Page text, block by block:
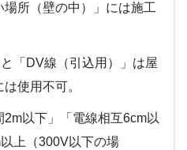
場所（壁の中）」には施工
「DV線（引込用）」は屋
使用不可。
以下」「電線相互6cm以
上（300V以下の場